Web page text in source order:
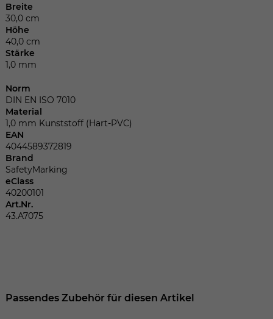
Breite
30,0 cm
Höhe
40,0 cm
Stärke
1,0 mm
Norm
DIN EN ISO 7010
Material
1,0 mm Kunststoff (Hart-PVC)
EAN
4044589372819
Brand
SafetyMarking
eClass
40200101
Art.Nr.
43.A7075
Passendes Zubehör für diesen Artikel
Name
Anbieter
Laufzeit
Zweck
Speicherung Ihrer vorgenommen
Name
Zweck
der Webseite anmeldet. Dient zum